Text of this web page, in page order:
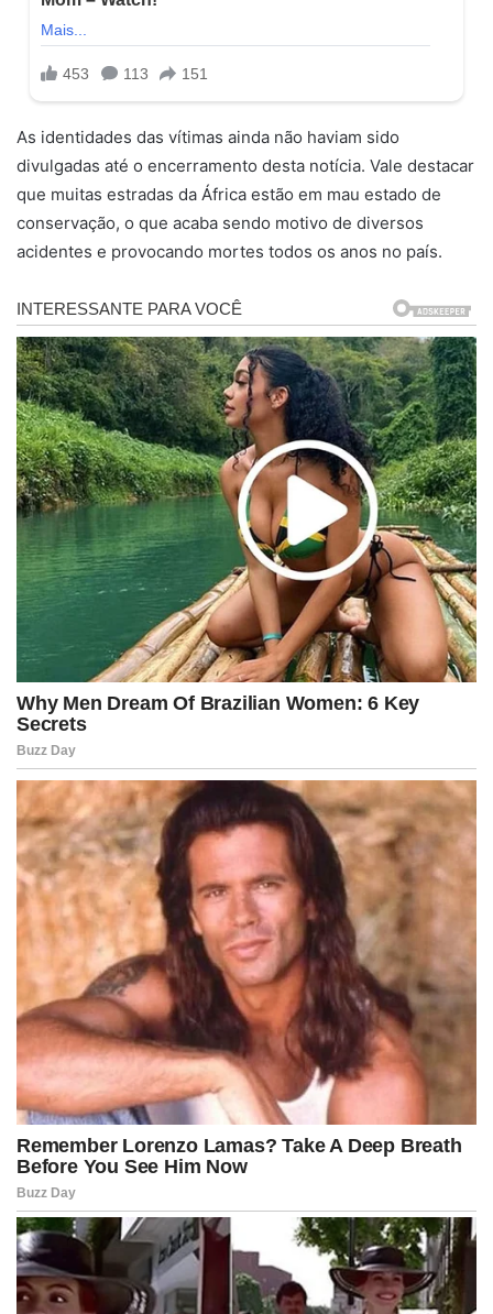
As identidades das vítimas ainda não haviam sido
divulgadas até o encerramento desta notícia. Vale destacar
que muitas estradas da África estão em mau estado de
conservação, o que acaba sendo motivo de diversos
acidentes e provocando mortes todos os anos no país.